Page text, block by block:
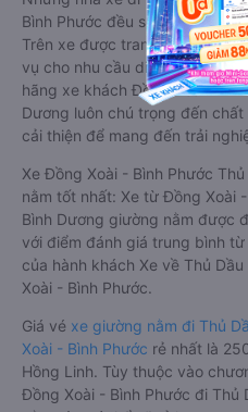
Bình Phước đều sở hữu những
Trên xe được trang bị đầy đủ
vụ cho nhu cầu di chuyển của
hãng xe khách Đồng Xoài -
Dương luôn chú trọng đến
cải thiện để mang đến trải
Xe Đồng Xoài - Bình Phước
nằm tốt nhất: Xe từ Đồng Xoài
Bình Dương giường nằm được
với điểm đánh giá trung bình
của hành khách Xe về Thủ
Xoài - Bình Phước.
Giá vé xe giường nằm đi Thủ
Xoài - Bình Phước rẻ nhất là
Hồng Linh. Tùy thuộc vào
Đồng Xoài - Bình Phước đi Thủ